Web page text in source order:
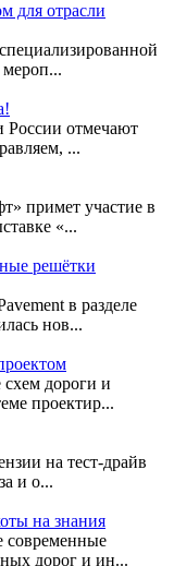
для отрасли
России отмечают
...
примет участие в
«...
решётки
в разделе
нов...
дороги и
проектир...
на тест-драйв
и о...
на знания
современные
дорог и ин...